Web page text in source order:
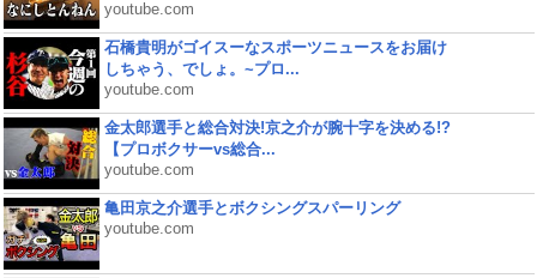
youtube.com
石橋貴明がゴイスーなスポーツニュースをお届け
しちゃう、でしょ。~プロ...
youtube.com
金太郎選手と総合対決!京之介が腕十字を決める!?
【プロボクサーvs総合...
youtube.com
亀田京之介選手とボクシングスパーリング
youtube.com